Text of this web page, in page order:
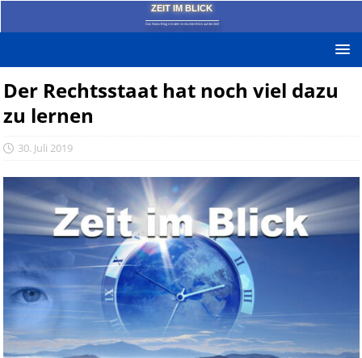
ZEIT IM BLICK
Das News-Blog mit dem kritischen Blick auf die Zeit!
Der Rechtsstaat hat noch viel dazu
zu lernen
30. Juli 2019